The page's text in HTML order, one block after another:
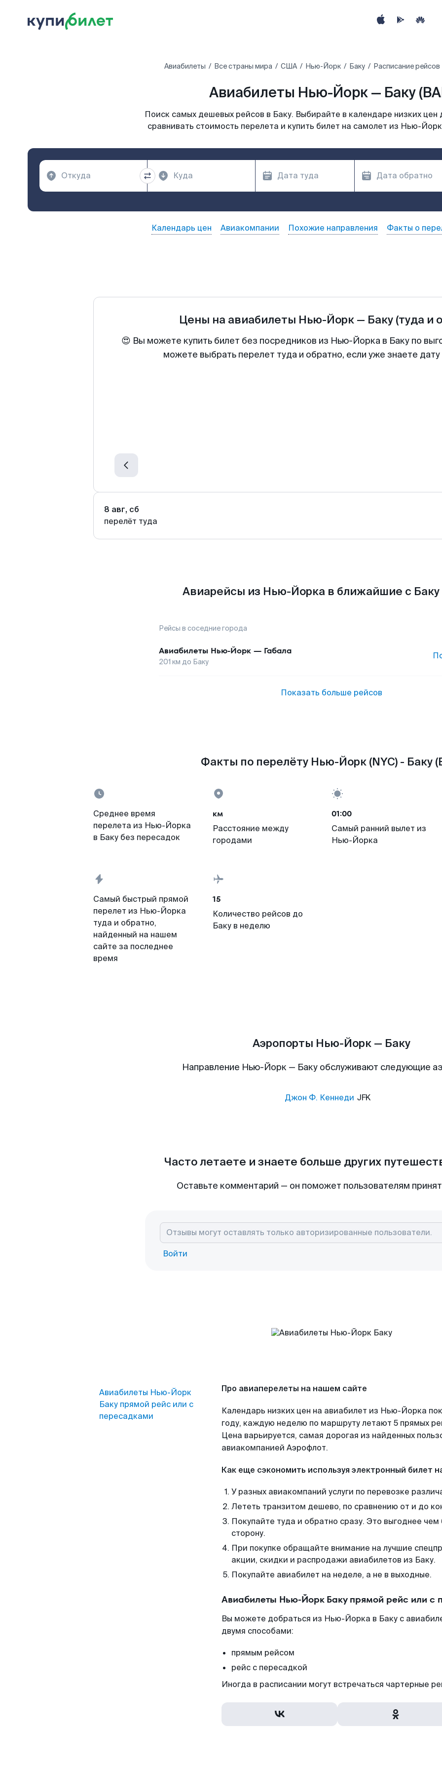
Авиабилеты Все страны мира США Нью-Йорк Баку Расписание
Авиабилеты Нью-Йорк — Баку
Поиск самых дешевых рейсов в Баку. Выбирайте в календаре низких цен
сравнивать стоимость перелета и купить билет на самолет из Нью-
Календарь цен Авиакомпании Похожие направления Факты о
Цены на авиабилеты Нью-Йорк — Баку (туда и
😍 Вы можете купить билет без посредников из Нью-Йорка в Баку по
можете выбрать перелет туда и обратно, если уже знаете
8 авг, сб
перелёт туда
Авиарейсы из Нью-Йорка в ближайшие с Баку
Рейсы в соседние города
Авиабилеты Нью-Йорк — Габала
201 км до Баку
Показать больше рейсов
Факты по перелёту Нью-Йорк (NYC) - Баку
Среднее время
перелета из Нью-Йорка
в Баку без пересадок
км
Расстояние между
городами
01:00
Самый ранний вылет из
Нью-Йорка
Самый быстрый прямой
перелет из Нью-Йорка
туда и обратно,
найденный на нашем
сайте за последнее
время
15
Количество рейсов до
Баку в неделю
Аэропорты Нью-Йорк — Баку
Направление Нью-Йорк — Баку обслуживают следующие
Джон Ф. Кеннеди JFK
Часто летаете и знаете больше других
Оставьте комментарий — он поможет пользователям
Войти
Авиабилеты Нью-Йорк
Баку прямой рейс или с
пересадками
Про авиаперелеты на нашем сайте
Календарь низких цен на авиабилет из Нью-Йорка
году, каждую неделю по маршруту летают 5 прямых
Цена варьируется, самая дорогая из найденных
авиакомпанией Аэрофлот.
Как еще сэкономить используя электронный билет
У разных авиакомпаний услуги по перевозке
Лететь транзитом дешево, по сравнению от и до
Покупайте туда и обратно сразу. Это выгоднее
сторону.
При покупке обращайте внимание на лучшие
акции, скидки и распродажи авиабилетов из Баку.
Покупайте авиабилет на неделе, а не в выходные.
Авиабилеты Нью-Йорк Баку прямой рейс или с
Вы можете добраться из Нью-Йорка в Баку с
двумя способами:
прямым рейсом
рейс с пересадкой
Иногда в расписании могут встречаться чартерные